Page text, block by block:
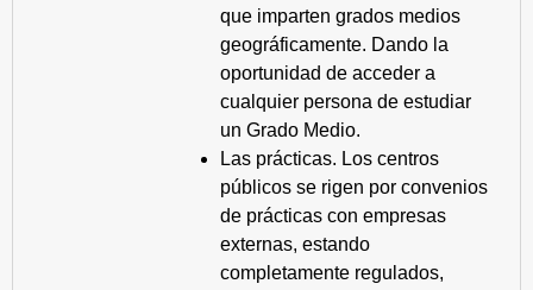
que imparten grados medios
geográficamente. Dando la
oportunidad de acceder a
cualquier persona de estudiar
un Grado Medio.
Las prácticas. Los centros
públicos se rigen por convenios
de prácticas con empresas
externas, estando
completamente regulados,